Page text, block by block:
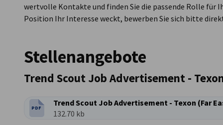
wertvolle Kontakte und finden Sie die passende Rolle für
Position Ihr Interesse weckt, bewerben Sie sich bitte
Stellenangebote
Trend Scout Job Advertisement -
DATEITYP:
PDF
Trend Scout Job Advertisement - Texon (Far
Dateigröße:
132.70 kb